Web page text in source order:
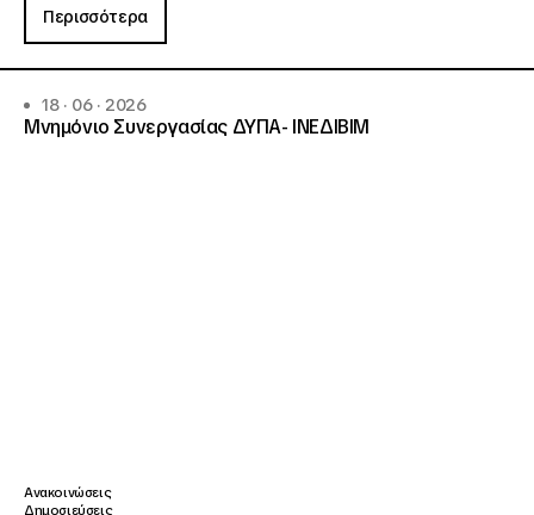
Περισσότερα
18 · 06 · 2026
Μνημόνιο Συνεργασίας ΔΥΠΑ- ΙΝΕΔΙΒΙΜ
Ανακοινώσεις
Δημοσιεύσεις